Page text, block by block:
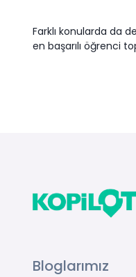
Farklı konularda da
en başarılı öğrenci
Bloglarımız